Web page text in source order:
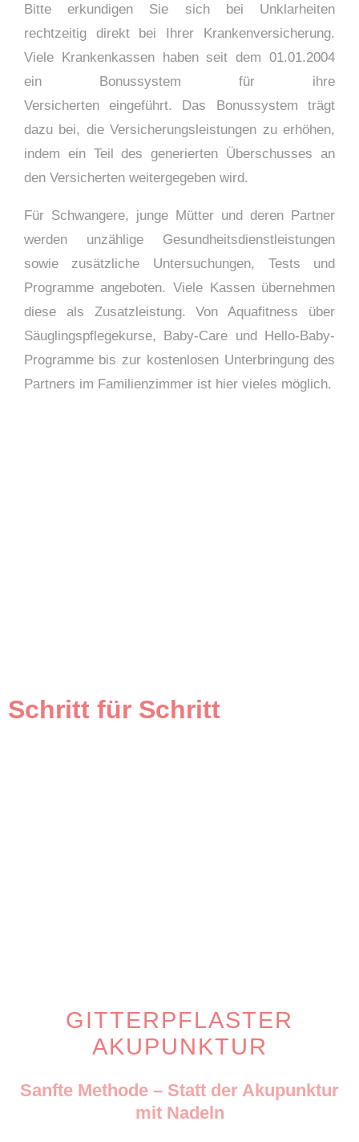
Bitte erkundigen Sie sich bei Unklarheiten
rechtzeitig direkt bei Ihrer Krankenversicherung.
Viele Krankenkassen haben seit dem 01.01.2004
ein Bonussystem für ihre
Versicherten eingeführt. Das Bonussystem trägt
dazu bei, die Versicherungsleistungen zu erhöhen,
indem ein Teil des generierten Überschusses an
den Versicherten weitergegeben wird.
Für Schwangere, junge Mütter und deren Partner
werden unzählige Gesundheitsdienstleistungen
sowie zusätzliche Untersuchungen, Tests und
Programme angeboten. Viele Kassen übernehmen
diese als Zusatzleistung. Von Aquafitness über
Säuglingspflegekurse, Baby-Care und Hello-Baby-
Programme bis zur kostenlosen Unterbringung des
Partners im Familienzimmer ist hier vieles möglich.
Schritt für Schritt
GITTERPFLASTER
AKUPUNKTUR
Sanfte Methode – Statt der Akupunktur
mit Nadeln